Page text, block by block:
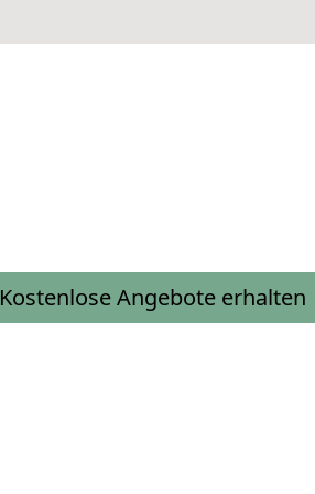
Kostenlose Angebote erhalten